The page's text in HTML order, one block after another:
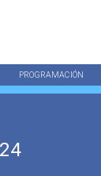
PROGRAMACIÓN